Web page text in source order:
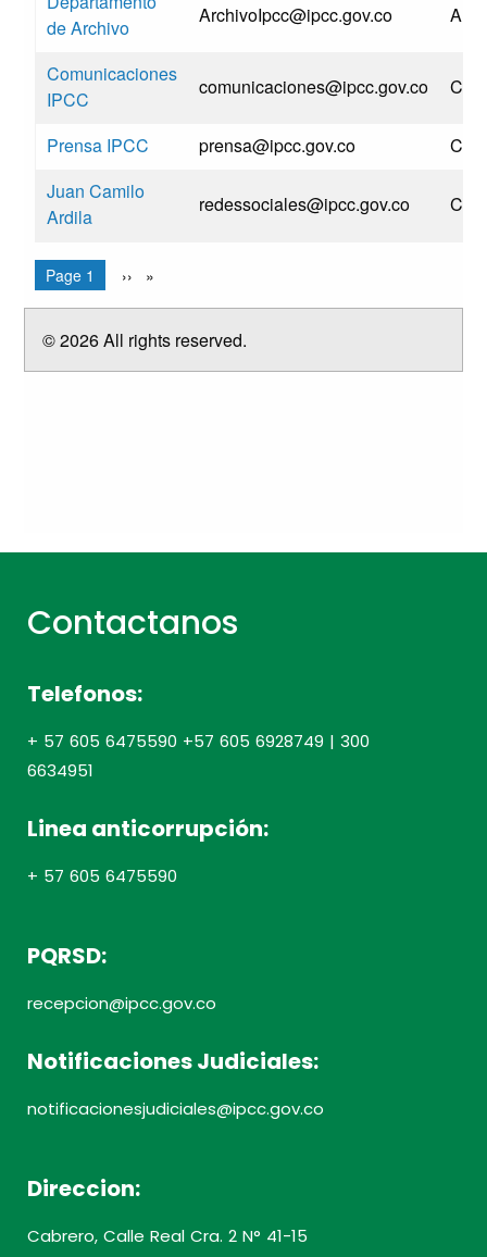
Contactanos
Telefonos:
+ 57 605 6475590 +57 605 6928749 | 300
6634951
Linea anticorrupción:
+ 57 605 6475590
PQRSD:
recepcion@ipcc.gov.co
Notificaciones Judiciales:
notificacionesjudiciales@ipcc.gov.co
Direccion:
Cabrero, Calle Real Cra. 2 N° 41-15